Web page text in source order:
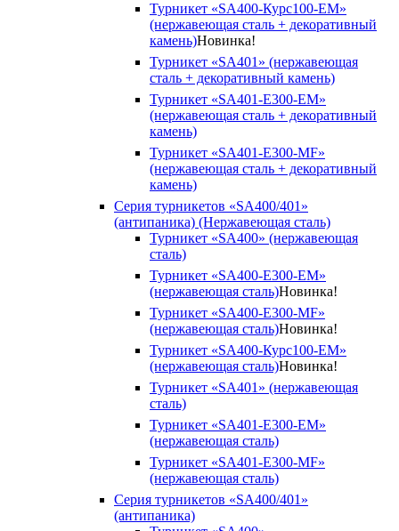
Турникет «SA400-Курс100-EM»
(нержавеющая сталь + декоративный
камень)Новинка!
Турникет «SA401» (нержавеющая
сталь + декоративный камень)
Турникет «SA401-E300-EM»
(нержавеющая сталь + декоративный
камень)
Турникет «SA401-E300-MF»
(нержавеющая сталь + декоративный
камень)
Серия турникетов «SA400/401»
(антипаника) (Нержавеющая сталь)
Турникет «SA400» (нержавеющая
сталь)
Турникет «SA400-Е300-EM»
(нержавеющая сталь)Новинка!
Турникет «SA400-Е300-MF»
(нержавеющая сталь)Новинка!
Турникет «SA400-Курс100-EM»
(нержавеющая сталь)Новинка!
Турникет «SA401» (нержавеющая
сталь)
Турникет «SA401-E300-EM»
(нержавеющая сталь)
Турникет «SA401-E300-MF»
(нержавеющая сталь)
Серия турникетов «SA400/401»
(антипаника)